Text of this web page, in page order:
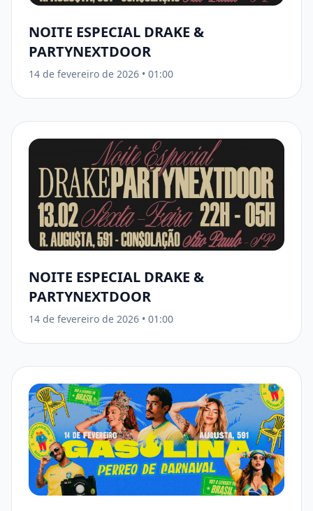
NOITE ESPECIAL DRAKE &
PARTYNEXTDOOR
14 de fevereiro de 2026 • 01:00
NOITE ESPECIAL DRAKE &
PARTYNEXTDOOR
14 de fevereiro de 2026 • 01:00